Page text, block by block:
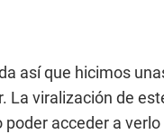
así que hicimos
viralización de
acceder a